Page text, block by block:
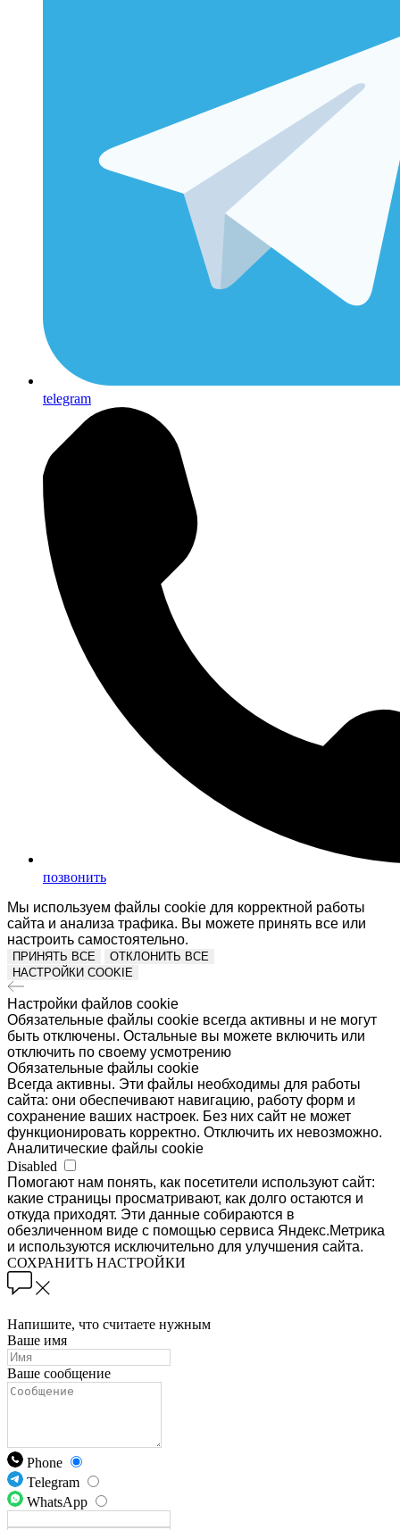
telegram
позвонить
Мы используем файлы cookie для корректной работы
сайта и анализа трафика. Вы можете принять все или
настроить самостоятельно.
ПРИНЯТЬ ВСЕ
ОТКЛОНИТЬ ВСЕ
НАСТРОЙКИ COOKIE
Настройки файлов cookie
Обязательные файлы cookie всегда активны и не могут
быть отключены. Остальные вы можете включить или
отключить по своему усмотрению
Обязательные файлы cookie
Всегда активны. Эти файлы необходимы для работы
сайта: они обеспечивают навигацию, работу форм и
сохранение ваших настроек. Без них сайт не может
функционировать корректно. Отключить их невозможно.
Аналитические файлы cookie
Disabled
Помогают нам понять, как посетители используют сайт:
какие страницы просматривают, как долго остаются и
откуда приходят. Эти данные собираются в
обезличенном виде с помощью сервиса Яндекс.Метрика
и используются исключительно для улучшения сайта.
СОХРАНИТЬ НАСТРОЙКИ
Напишите, что считаете нужным
Ваше имя
Ваше сообщение
Phone
Telegram
WhatsApp